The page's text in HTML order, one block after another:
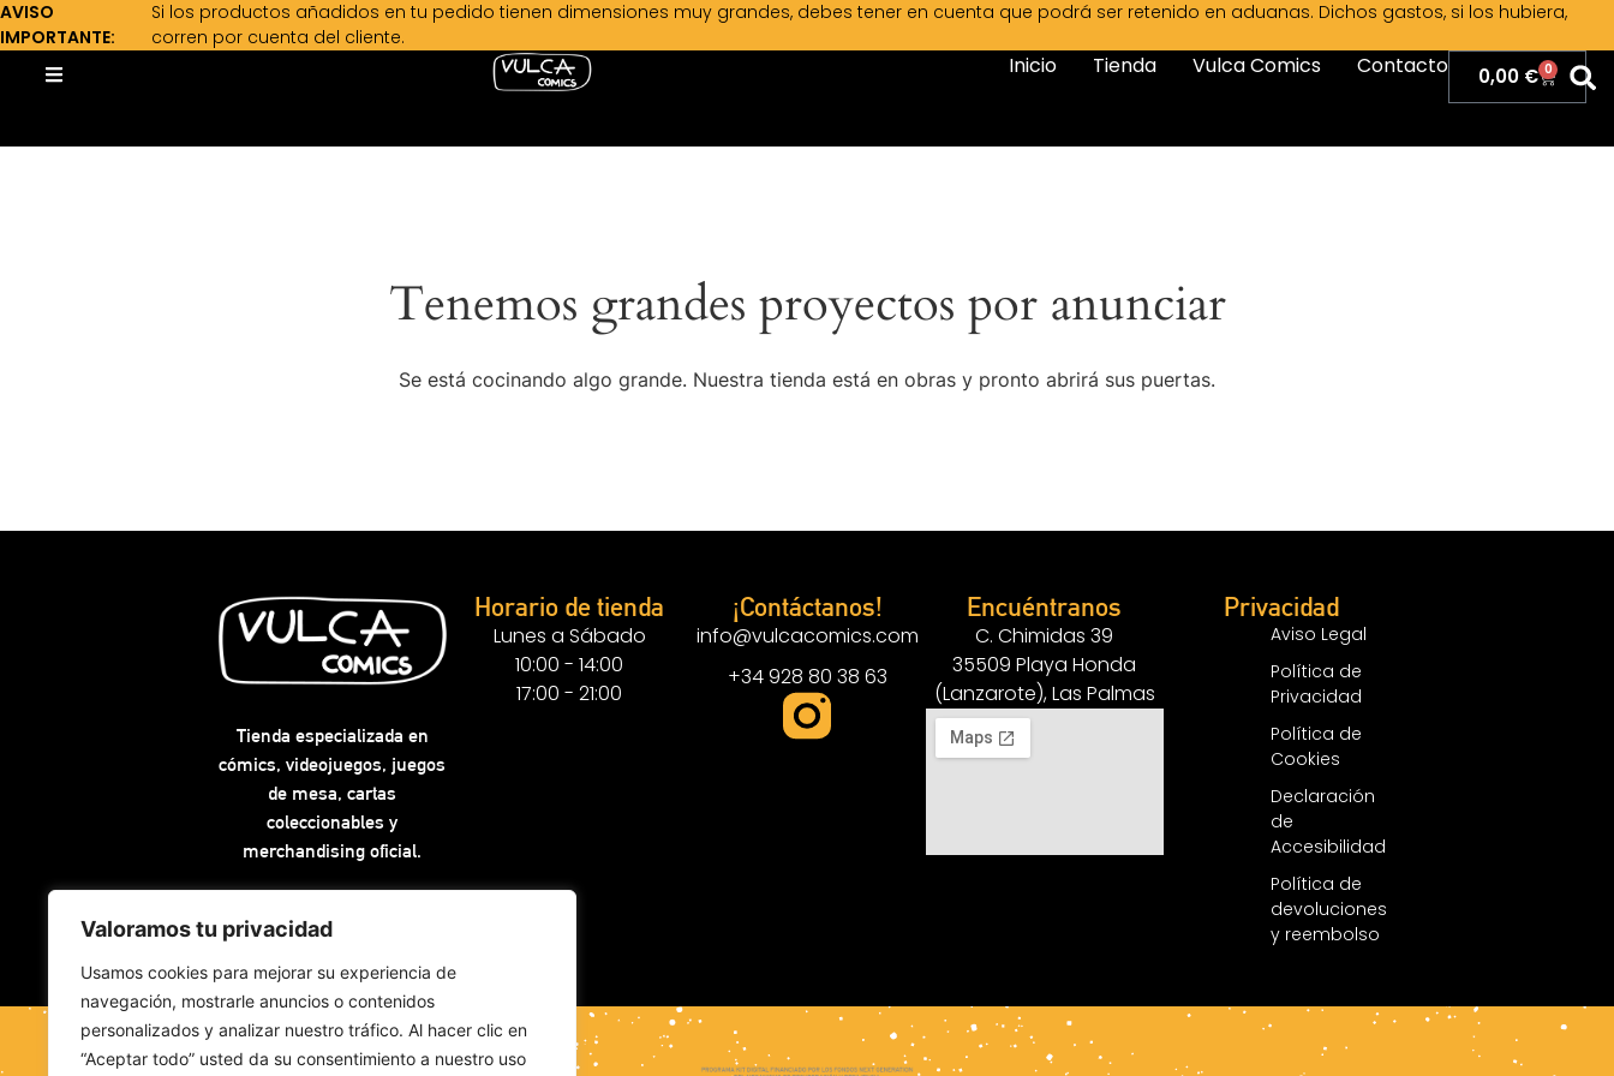
Valoramos tu privacidad
Usamos cookies para mejorar su experiencia de
navegación, mostrarle anuncios o contenidos
personalizados y analizar nuestro tráfico. Al hacer clic en
“Aceptar todo” usted da su consentimiento a nuestro uso
AVISO
IMPORTANTE:
Si los productos añadidos en tu pedido tienen dimensiones muy grandes, debes tener en cuenta que podrá ser retenido en aduanas. Dichos gastos, si los hubiera,
corren por cuenta del cliente.
Inicio Tienda Vulca Comics Contacto 0,00 € 0
Tenemos grandes proyectos por anunciar
Se está cocinando algo grande. Nuestra tienda está en obras y pronto abrirá sus puertas.
Tienda especializada en
cómics, videojuegos, juegos
de mesa, cartas
coleccionables y
merchandising oficial.
Horario de tienda
Lunes a Sábado
10:00 - 14:00
17:00 - 21:00
¡Contáctanos!
info@vulcacomics.com
+34 928 80 38 63
Encuéntranos
C. Chimidas 39
35509 Playa Honda
(Lanzarote), Las Palmas
Privacidad
Aviso Legal
Política de
Privacidad
Política de
Cookies
Declaración
de
Accesibilidad
Política de
devoluciones
y reembolso